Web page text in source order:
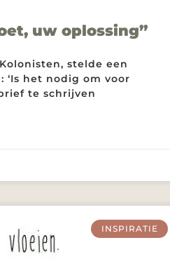
uw oplossing”
stelde een
het nodig om voor
te schrijven
INSPIRATIE